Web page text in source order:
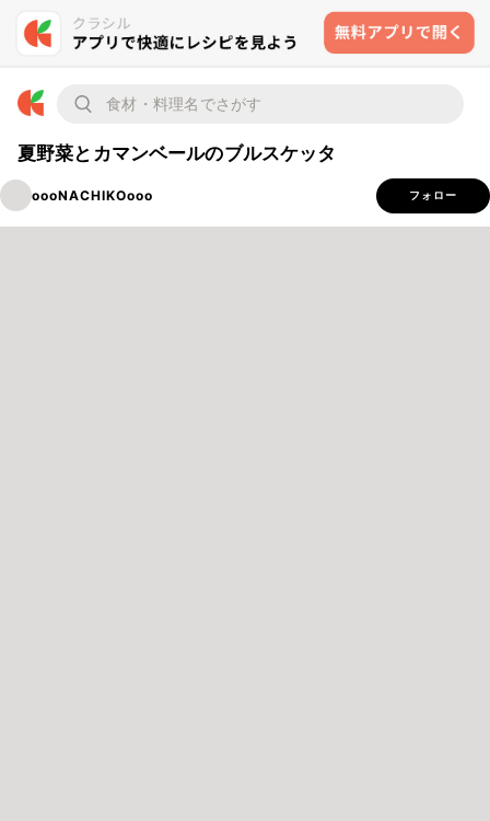
夏野菜とカマンベールのブルスケッタ
oooNACHIKOooo フォロー